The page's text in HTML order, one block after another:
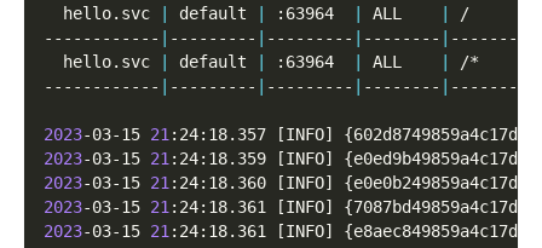
  hello.svc
default :63964 ALL /
------------
--------- --------- -------- -------
  hello.svc
default :63964 ALL /*
------------
--------- --------- -------- -------
2023-03-15 21 :24:18.357 [INFO] {
2023-03-15 21 :24:18.359 [INFO] {
2023-03-15 21 :24:18.360 [INFO] {
2023-03-15 21 :24:18.361 [INFO] {
2023-03-15 21 :24:18.361 [INFO] {